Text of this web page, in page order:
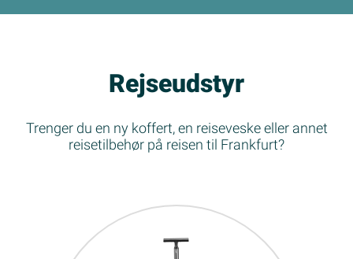
Rejseudstyr
Trenger du en ny koffert, en reiseveske eller annet
reisetilbehør på reisen til Frankfurt?